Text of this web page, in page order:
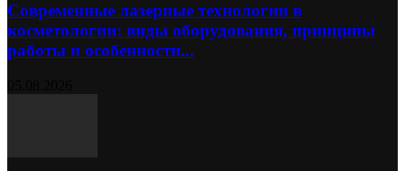
Современные лазерные технологии в
косметологии: виды оборудования, принципы
работы и особенности...